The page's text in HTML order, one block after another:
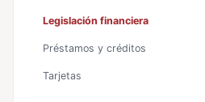
Legislación financiera
Préstamos y créditos
Tarjetas